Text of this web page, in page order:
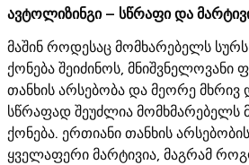
ავტოლიზინგი – სწრაფი და
მაშინ როდესაც მომხარებელს
ქონება შეიძინოს, მნიშვნელოვანი
თანხის არსებობა და მეორე
სწრაფად შეუძლია მომხმარებელს
ქონება. ერთიანი თანხის
ყველაფერი მარტივია, მაგრამ